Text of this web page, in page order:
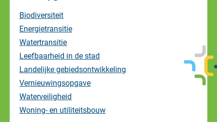
Biodiversiteit
Energietransitie
Watertransitie
Leefbaarheid in de stad
Landelijke gebiedsontwikkeling
Vernieuwingsopgave
Waterveiligheid
Woning- en utiliteitsbouw